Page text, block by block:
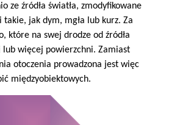
ze źródła światła, zmodyfikowane
takie, jak dym, mgła lub kurz. Za
które na swej drodze od źródła
lub więcej powierzchni. Zamiast
otoczenia prowadzona jest więc
międzyobiektowych.